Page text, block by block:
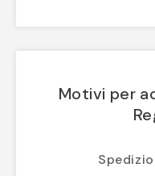
Motivi per